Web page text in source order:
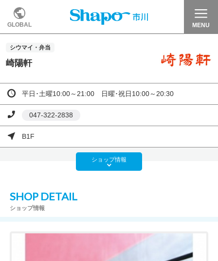
GLOBAL MENU
シウマイ・弁当
崎陽軒
平日･土曜10:00～21:00 日曜･祝日10:00～20:30
047-322-2838
B1F
ショップ情報
SHOP DETAIL
ショップ情報